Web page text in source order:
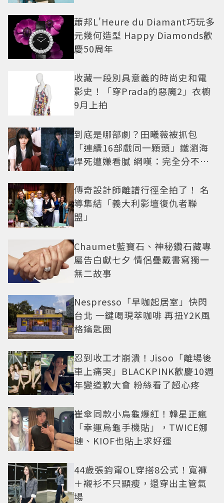
蕭邦L'Heure du Diamant巧玩多
元幾何造型 Happy Diamonds歡
慶50周年
收藏一段別具意義的時尚史和電
影史！「穿Prada的惡魔2」衣櫥
9月上拍
到底是哪部劇？田曦薇被抓包
「連續16部戲同一顆頭」鐵瀏海
焊死遭嫌看膩 網嘆：完全分不出
傳奇設計師離譜行徑全拍了！ 名
導集結「義大利影壇復仇者聯
盟」
Chaumet藍寶石、神秘鑽石藏專
屬告白獻七夕 情侶疊戴書寫獨一
無二故事
Nespresso「早咖起居室」快閃
台北 一鍵喝現萃咖啡 再扭Y2K風
格鑰匙圈
忍到收工才崩潰！Jisoo「離場後
車上痛哭」BLACKPINK歡慶10週
年變道歉大會 粉絲看了超心疼
崔傘同款小烏龜爆紅！韓星正瘋
「幸運烏龜手機貼」，TWICE娜
璉、KIOF也貼上求好運
44歲張鈞甯OL穿搭8公式！寬褲
＋襯衫不只顯瘦，還穿出主管氣
場